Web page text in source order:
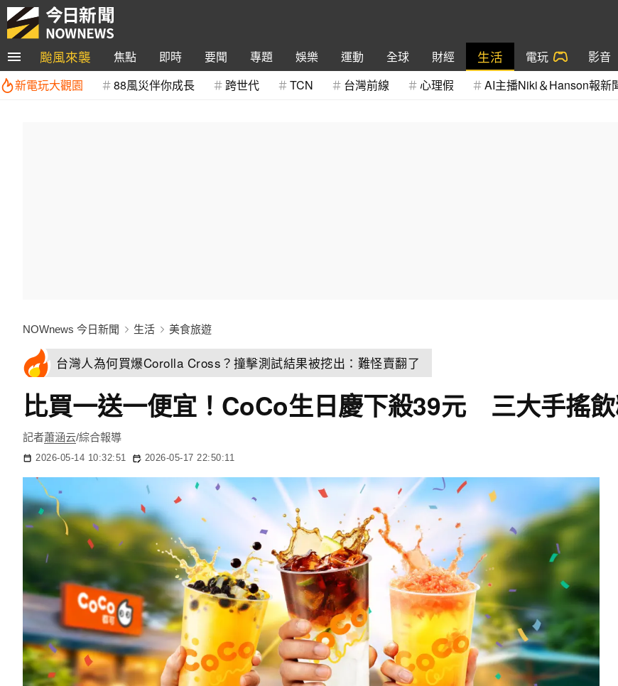
颱風來襲 焦點 即時 要聞 專題 娛樂 運動 全球 財經 生活 電玩 影音
新電玩大觀園
88風災伴你成長 跨世代 TCN 台灣前線 心理假 AI主播Niki＆Hanson報新
NOWnews 今日新聞 生活 美食旅遊
台灣人為何買爆Corolla Cross？撞擊測試結果被挖出：難怪賣翻了
比買一送一便宜！CoCo生日慶下殺39元 三大手搖
記者蕭涵云/綜合報導
2026-05-14 10:32:51 2026-05-17 22:50:11